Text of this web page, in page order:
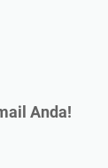
Anda!